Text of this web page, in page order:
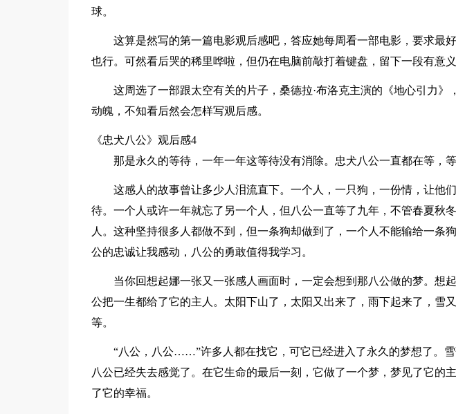
球。
这算是然写的第一篇电影观后感吧，答应她每周看一部电影，要求最
也行。可然看后哭的稀里哗啦，但仍在电脑前敲打着键盘，留下一段有意
这周选了一部跟太空有关的片子，桑德拉·布洛克主演的《地心引力》
动魄，不知看后然会怎样写观后感。
《忠犬八公》观后感4
那是永久的等待，一年一年这等待没有消除。忠犬八公一直都在等，等
这感人的故事曾让多少人泪流直下。一个人，一只狗，一份情，让他
待。一个人或许一年就忘了另一个人，但八公一直等了九年，不管春夏秋
人。这种坚持很多人都做不到，但一条狗却做到了，一个人不能输给一条
公的忠诚让我感动，八公的勇敢值得我学习。
当你回想起娜一张又一张感人画面时，一定会想到那八公做的梦。想
公把一生都给了它的主人。太阳下山了，太阳又出来了，雨下起来了，雪
等。
“八公，八公……”许多人都在找它，可它已经进入了永久的梦想了。
八公已经失去感觉了。在它生命的最后一刻，它做了一个梦，梦见了它的
了它的幸福。